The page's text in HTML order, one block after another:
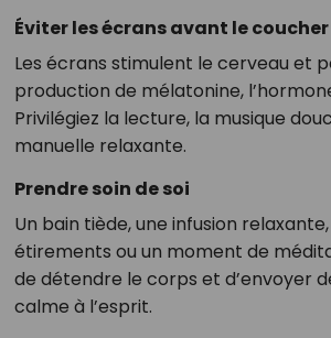
Éviter les écrans avant le coucher
Les écrans stimulent le cerveau et
production de mélatonine,
Privilégiez la lecture, la musique
manuelle relaxante.
Prendre soin de soi
Un bain tiède, une infusion
étirements ou un moment de
de détendre le corps et d’envoyer
calme à l’esprit.